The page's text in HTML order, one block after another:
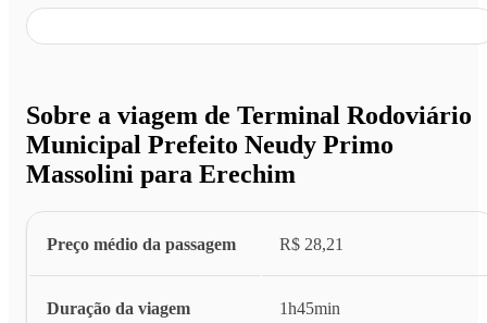
Sobre a viagem de Terminal Rodoviário
Municipal Prefeito Neudy Primo
Massolini para Erechim
Preço médio da passagem R$ 28,21
Duração da viagem 1h45min